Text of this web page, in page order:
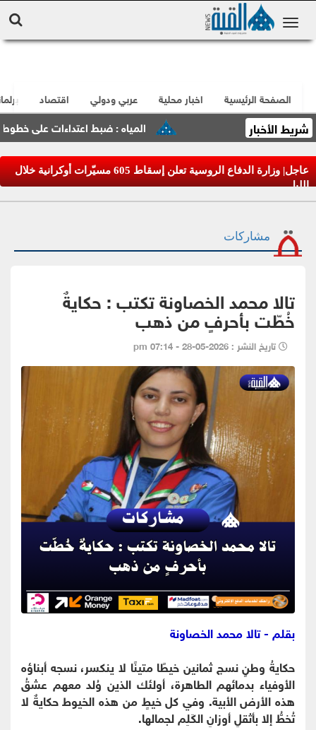
الصفحة الرئيسية اخبار محلية عربي ودولي اقتصاد
شريط الأخبار المياه : ضبط اعتداءات على خطوط مياه
عاجل| وزارة الدفاع الروسية تعلن إسقاط 605 مسيّرات أوكرانية خلال
الليل
مشاركات
تالا محمد الخصاونة تكتب : حكايةٌ
خُطّت بأحرفٍ من ذهب
تاريخ النشر : 2026-05-28 - 07:14 pm
بقلم - تالا محمد الخصاونة
حكايةُ وطنٍ نسج ثمانين خيطًا متينًا لا ينكسر، نسجه أبناؤه
الأوفياء بدمائهم الطاهرة، أولئك الذين وُلد معهم عشقُ
هذه الأرض الأبية. وفي كل خيطٍ من هذه الخيوط حكايةٌ لا
تُخطُّ إلا بأثقلِ أوزانِ الكَلِم لجمالها.